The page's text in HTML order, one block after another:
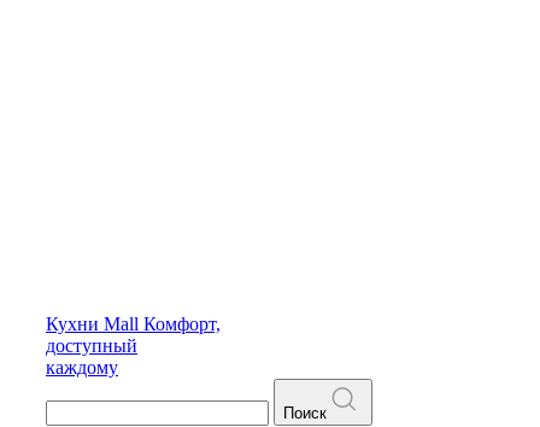
Кухни Mall Комфорт,
доступный
каждому
Поиск